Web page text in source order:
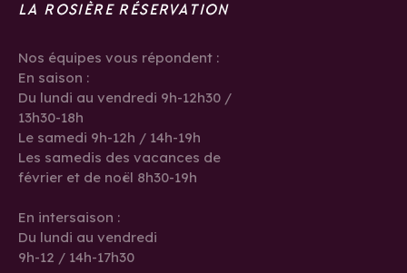
LA ROSIÈRE RÉSERVATION
Nos équipes vous répondent :
En saison :
Du lundi au vendredi 9h-12h30 /
13h30-18h
Le samedi 9h-12h / 14h-19h
Les samedis des vacances de
février et de noël 8h30-19h
En intersaison :
Du lundi au vendredi
9h-12 / 14h-17h30